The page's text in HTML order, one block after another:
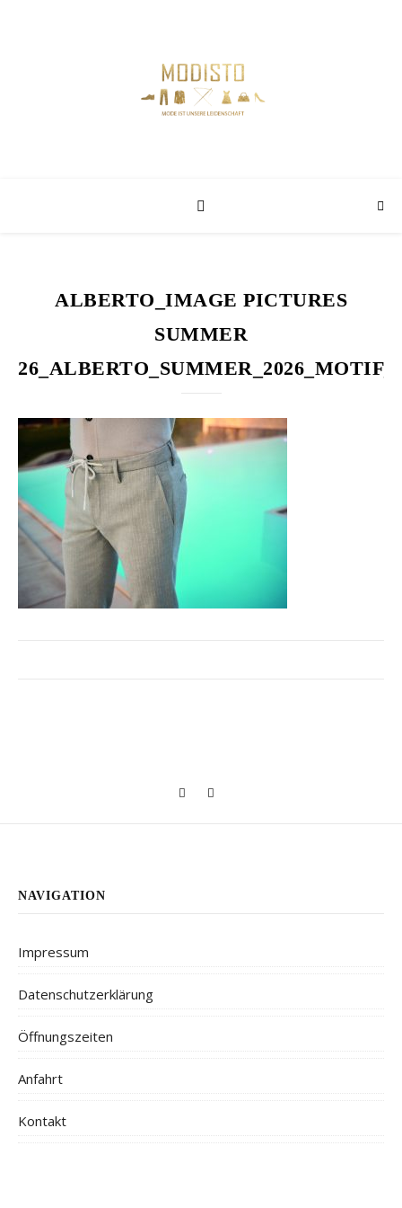
ALBERTO_IMAGE PICTURES
SUMMER
NAVIGATION
Impressum
Datenschutzerklärung
Öffnungszeiten
Anfahrt
Kontakt